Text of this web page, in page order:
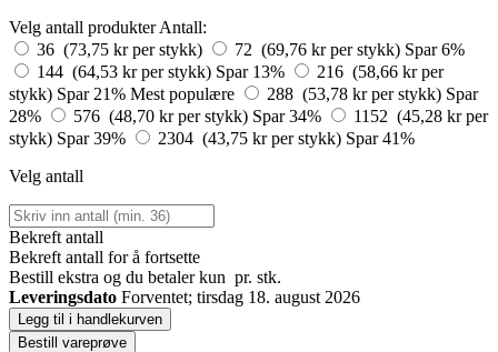
Velg antall produkter Antall:
36 (73,75 kr per stykk)
72 (69,76 kr per stykk) Spar 6%
144 (64,53 kr per stykk) Spar 13%
216 (58,66 kr per
stykk) Spar 21% Mest populære 288 (53,78 kr per stykk) Spar
28%
576 (48,70 kr per stykk) Spar 34%
1152 (45,28 kr per
stykk) Spar 39% 2304 (43,75 kr per stykk) Spar 41%
Velg antall
Bekreft antall
Bekreft antall for å fortsette
Bestill ekstra og du betaler kun pr. stk.
Leveringsdato Forventet; tirsdag 18. august 2026
Legg til i handlekurven
Bestill vareprøve